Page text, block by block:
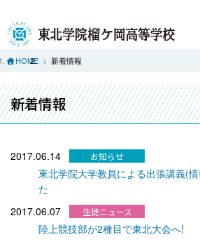
HOME 新着情報
新着情報
2017.06.14
東北学院大学教員による出張講義(
た
2017.06.07
陸上競技部が2種目で東北大会へ!